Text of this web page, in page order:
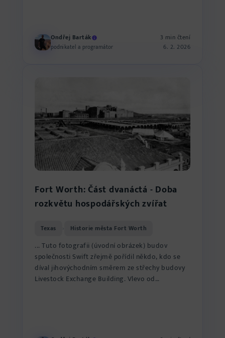
Ondřej Barták
podnikatel a programátor
3 min čtení
6. 2. 2026
Fort Worth: Část dvanáctá - Doba
rozkvětu hospodářských zvířat
Texas Historie města Fort Worth
... Tuto fotografii (úvodní obrázek) budov
společnosti Swift zřejmě pořídil někdo, kdo se
díval jihovýchodním směrem ze střechy budovy
Livestock Exchange Building. Vlevo od